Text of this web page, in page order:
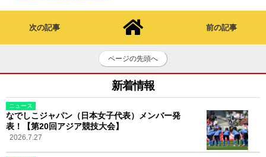
次の記事 前の記事
ページの先頭へ
新着情報
ニュース
なでしこジャパン（日本女子代表）メンバー発
表！【第20回アジア競技大会】
2026.7.27